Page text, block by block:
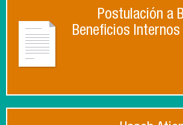
Postulación a
Beneficios Internos